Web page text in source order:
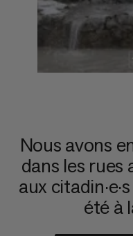
Nous avons
dans les rues
aux
été à